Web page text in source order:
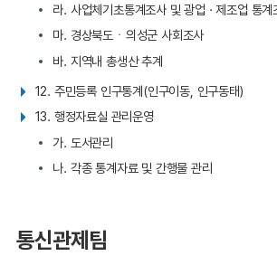
라. 사업체기초통계조사 및 광업 · 제조업 통계
마. 경상북도ㆍ의성군 사회조사
바. 지역내 총생산 추계
12. 주민등록 인구통계(인구이동, 인구동태)
13. 행정자료실 관리운영
가. 도서관리
나. 각종 통계자료 및 간행물 관리
통신관제팀